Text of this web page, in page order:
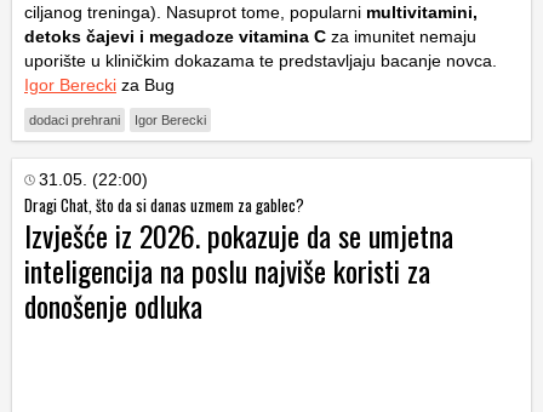
ciljanog treninga). Nasuprot tome, popularni multivitamini,
detoks čajevi i megadoze vitamina C za imunitet nemaju
uporište u kliničkim dokazama te predstavljaju bacanje novca.
Igor Berecki za Bug
dodaci prehrani Igor Berecki
31.05. (22:00)
Dragi Chat, što da si danas uzmem za gablec?
Izvješće iz 2026. pokazuje da se umjetna
inteligencija na poslu najviše koristi za
donošenje odluka